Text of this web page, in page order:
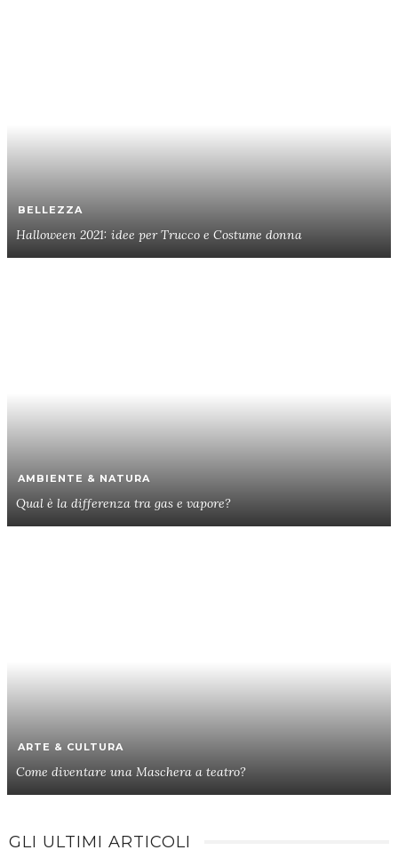
BELLEZZA
Halloween 2021: idee per Trucco e Costume donna
AMBIENTE & NATURA
Qual è la differenza tra gas e vapore?
ARTE & CULTURA
Come diventare una Maschera a teatro?
GLI ULTIMI ARTICOLI